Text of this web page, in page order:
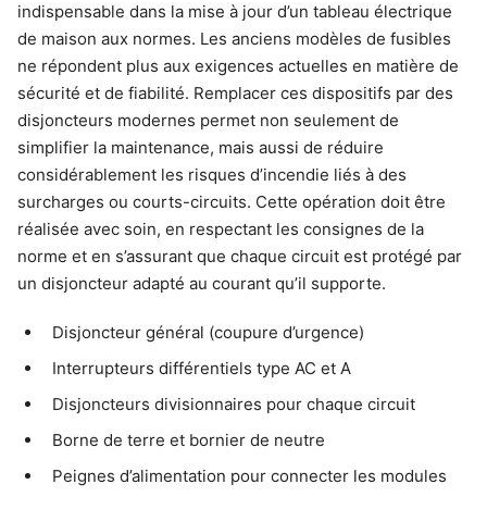
indispensable dans la mise à jour d’un tableau électrique
de maison aux normes. Les anciens modèles de fusibles
ne répondent plus aux exigences actuelles en matière de
sécurité et de fiabilité. Remplacer ces dispositifs par des
disjoncteurs modernes permet non seulement de
simplifier la maintenance, mais aussi de réduire
considérablement les risques d’incendie liés à des
surcharges ou courts-circuits. Cette opération doit être
réalisée avec soin, en respectant les consignes de la
norme et en s’assurant que chaque circuit est protégé par
un disjoncteur adapté au courant qu’il supporte.
Disjoncteur général (coupure d’urgence)
Interrupteurs différentiels type AC et A
Disjoncteurs divisionnaires pour chaque circuit
Borne de terre et bornier de neutre
Peignes d’alimentation pour connecter les modules